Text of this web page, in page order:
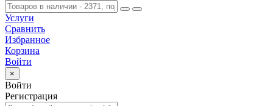
Услуги
Сравнить
Избранное
Корзина
Войти
×
Войти
Регистрация